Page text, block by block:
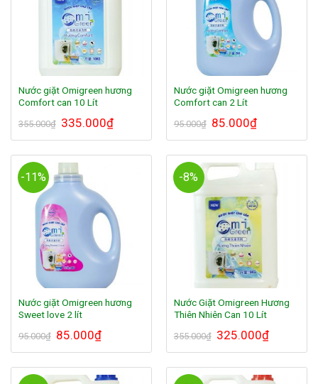
Nước giặt Omigreen hương
Comfort can 10 Lít
355.000₫ 335.000₫
Nước giặt Omigreen hương
Comfort can 2 Lít
95.000₫ 85.000₫
-11%
Nước giặt Omigreen hương
Sweet love 2 lít
95.000₫ 85.000₫
-8%
Nước Giặt Omigreen Hương
Thiên Nhiên Can 10 Lít
355.000₫ 325.000₫